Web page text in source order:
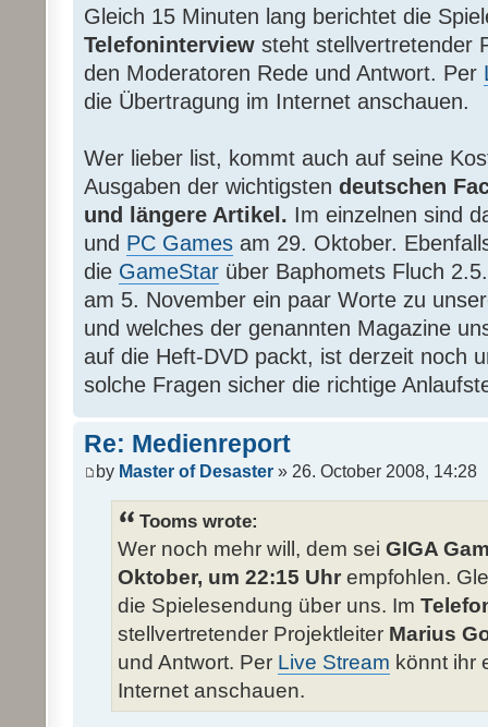
Gleich 15 Minuten lang berichtet die
Telefoninterview steht stellvertretender
den Moderatoren Rede und Antwort. Per
die Übertragung im Internet anschauen.
Wer lieber list, kommt auch auf seine
Ausgaben der wichtigsten deutschen
und längere Artikel. Im einzelnen sind
und PC Games am 29. Oktober.
die GameStar über Baphomets Fluch
am 5. November ein paar Worte zu
und welches der genannten Magazine
auf die Heft-DVD packt, ist derzeit noch
solche Fragen sicher die richtige
Re: Medienreport
by Master of Desaster » 26. October 2008, 14:28
Tooms wrote:
Wer noch mehr will, dem sei GIGA
Oktober, um 22:15 Uhr empfohlen.
die Spielesendung über uns. Im
stellvertretender Projektleiter Marius
und Antwort. Per Live Stream könnt ihr
Internet anschauen.